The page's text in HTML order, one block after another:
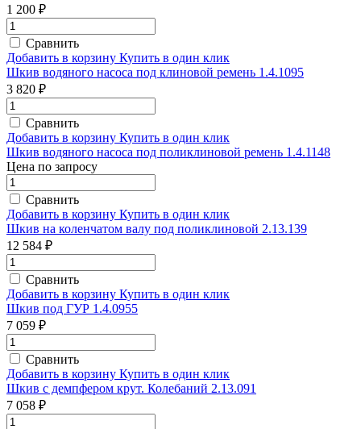
1 200 ₽
Сравнить
Добавить в корзину Купить в один клик
Шкив водяного насоса под клиновой ремень 1.4.1095
3 820 ₽
Сравнить
Добавить в корзину Купить в один клик
Шкив водяного насоса под поликлиновой ремень 1.4.1148
Цена по запросу
Сравнить
Добавить в корзину Купить в один клик
Шкив на коленчатом валу под поликлиновой 2.13.139
12 584 ₽
Сравнить
Добавить в корзину Купить в один клик
Шкив под ГУР 1.4.0955
7 059 ₽
Сравнить
Добавить в корзину Купить в один клик
Шкив с демпфером крут. Колебаний 2.13.091
7 058 ₽